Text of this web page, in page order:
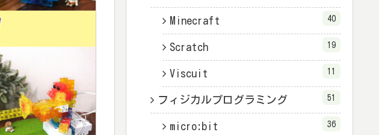
Minecraft 40
Scratch 19
Viscuit 11
フィジカルプログラミング 51
micro:bit 36